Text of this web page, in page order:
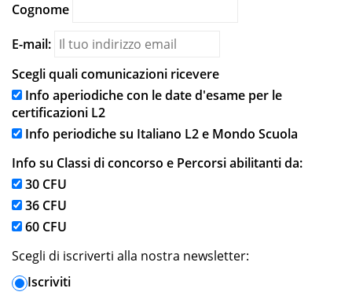
Cognome
E-mail:
Scegli quali comunicazioni ricevere
Info aperiodiche con le date d'esame per le
certificazioni L2
Info periodiche su Italiano L2 e Mondo Scuola
Info su Classi di concorso e Percorsi abilitanti da:
30 CFU
36 CFU
60 CFU
Scegli di iscriverti alla nostra newsletter:
Iscriviti